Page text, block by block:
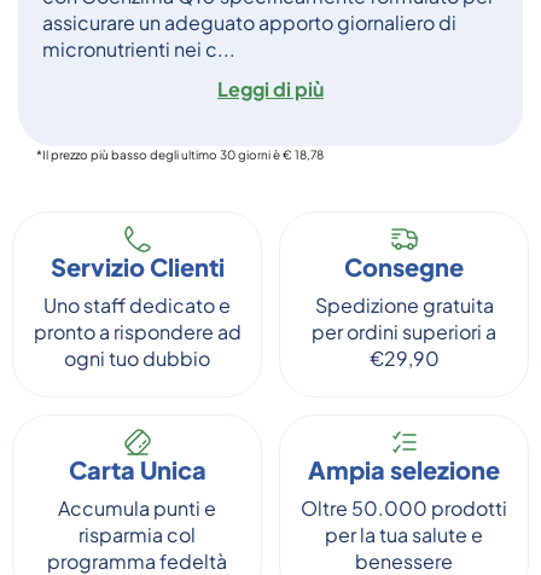
assicurare un adeguato apporto giornaliero di
micronutrienti nei c...
Leggi di più
*Il prezzo più basso degli ultimo 30 giorni è € 18,78
Servizio Clienti
Uno staff dedicato e
pronto a rispondere ad
ogni tuo dubbio
Consegne
Spedizione gratuita
per ordini superiori a
€29,90
Carta Unica
Accumula punti e
risparmia col
programma fedeltà
Ampia selezione
Oltre 50.000 prodotti
per la tua salute e
benessere